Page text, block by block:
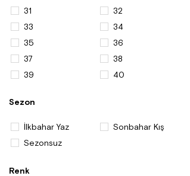
Çocuk
Bebek Ayakkabı
Kız Bebek Ayakkabı
Bebek
Bebek Bot
31
32
33
34
35
36
37
38
39
40
Sezon
İlkbahar Yaz
Sonbahar Kış
Sezonsuz
Renk